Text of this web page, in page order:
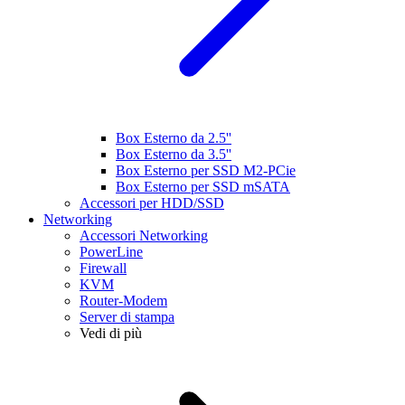
Box Esterno da 2.5''
Box Esterno da 3.5''
Box Esterno per SSD M2-PCie
Box Esterno per SSD mSATA
Accessori per HDD/SSD
Networking
Accessori Networking
PowerLine
Firewall
KVM
Router-Modem
Server di stampa
Vedi di più